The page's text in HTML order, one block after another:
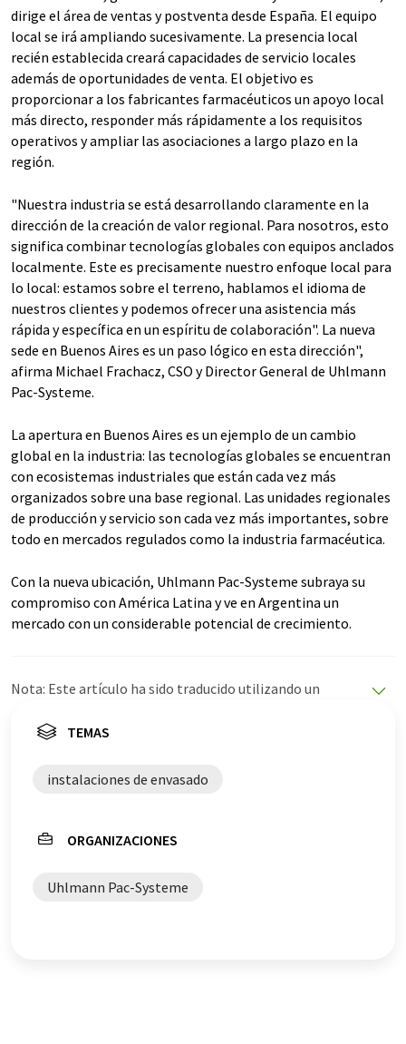
dirige el área de ventas y postventa desde España. El equipo
local se irá ampliando sucesivamente. La presencia local
recién establecida creará capacidades de servicio locales
además de oportunidades de venta. El objetivo es
proporcionar a los fabricantes farmacéuticos un apoyo local
más directo, responder más rápidamente a los requisitos
operativos y ampliar las asociaciones a largo plazo en la
región.
"Nuestra industria se está desarrollando claramente en la
dirección de la creación de valor regional. Para nosotros, esto
significa combinar tecnologías globales con equipos anclados
localmente. Este es precisamente nuestro enfoque local para
lo local: estamos sobre el terreno, hablamos el idioma de
nuestros clientes y podemos ofrecer una asistencia más
rápida y específica en un espíritu de colaboración". La nueva
sede en Buenos Aires es un paso lógico en esta dirección",
afirma Michael Frachacz, CSO y Director General de Uhlmann
Pac-Systeme.
La apertura en Buenos Aires es un ejemplo de un cambio
global en la industria: las tecnologías globales se encuentran
con ecosistemas industriales que están cada vez más
organizados sobre una base regional. Las unidades regionales
de producción y servicio son cada vez más importantes, sobre
todo en mercados regulados como la industria farmacéutica.
Con la nueva ubicación, Uhlmann Pac-Systeme subraya su
compromiso con América Latina y ve en Argentina un
mercado con un considerable potencial de crecimiento.
Nota: Este artículo ha sido traducido utilizando un
ofrece estas traducciones automáticas para presentar
este artículo ha sido traducido con traducción
Alemán se puede encontrar
TEMAS
instalaciones de envasado
ORGANIZACIONES
Uhlmann Pac-Systeme